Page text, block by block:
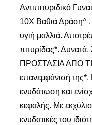
Αντιπιτυριδικό
10Χ Βαθιά Δράση^ .
υγιή μαλλιά.
πιτυρίδας*.
ΠΡΟΣΤΑΣΙΑ ΑΠΟ
επανεμφάνισή
ενυδάτωση και
κεφαλής. Με
ενυδατικές του